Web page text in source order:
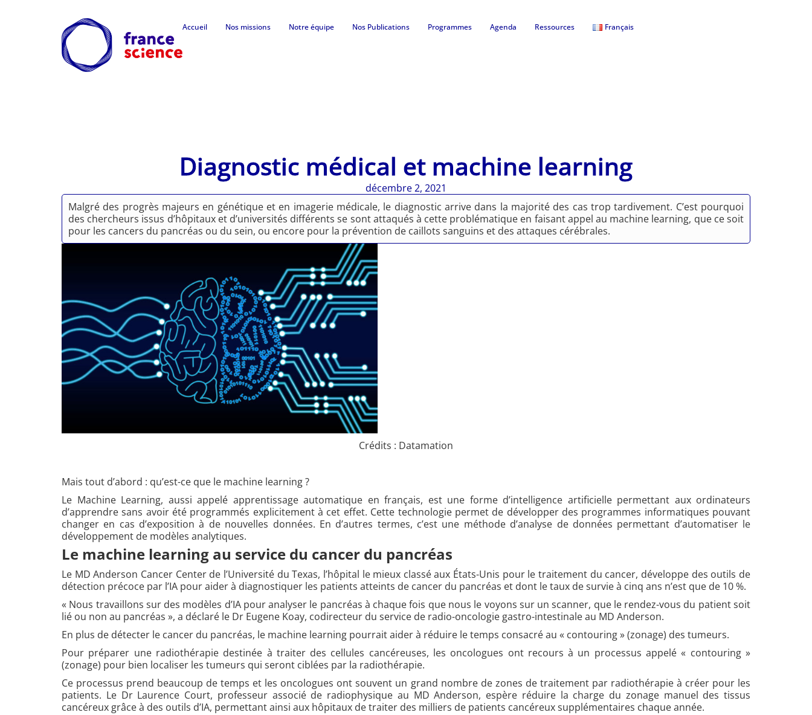
Accueil Nos missions Notre équipe Nos Publications Programmes Agenda Ressources Français
Diagnostic médical et machine learning
décembre 2, 2021
Malgré des progrès majeurs en génétique et en imagerie médicale, le diagnostic arrive dans la majorité des cas trop tardivement. C’est pourquoi
des chercheurs issus d’hôpitaux et d’universités différents se sont attaqués à cette problématique en faisant appel au machine learning, que ce soit
pour les cancers du pancréas ou du sein, ou encore pour la prévention de caillots sanguins et des attaques cérébrales.
Crédits : Datamation
Mais tout d’abord : qu’est-ce que le machine learning ?
Le Machine Learning, aussi appelé apprentissage automatique en français, est une forme d’intelligence artificielle permettant aux ordinateurs
d’apprendre sans avoir été programmés explicitement à cet effet. Cette technologie permet de développer des programmes informatiques pouvant
changer en cas d’exposition à de nouvelles données. En d’autres termes, c’est une méthode d’analyse de données permettant d’automatiser le
développement de modèles analytiques.
Le machine learning au service du cancer du pancréas
Le MD Anderson Cancer Center de l’Université du Texas, l’hôpital le mieux classé aux États-Unis pour le traitement du cancer, développe des outils de
détection précoce par l’IA pour aider à diagnostiquer les patients atteints de cancer du pancréas et dont le taux de survie à cinq ans n’est que de 10 %.
« Nous travaillons sur des modèles d’IA pour analyser le pancréas à chaque fois que nous le voyons sur un scanner, que le rendez-vous du patient soit
lié ou non au pancréas », a déclaré le Dr Eugene Koay, codirecteur du service de radio-oncologie gastro-intestinale au MD Anderson.
En plus de détecter le cancer du pancréas, le machine learning pourrait aider à réduire le temps consacré au « contouring » (zonage) des tumeurs.
Pour préparer une radiothérapie destinée à traiter des cellules cancéreuses, les oncologues ont recours à un processus appelé « contouring »
(zonage) pour bien localiser les tumeurs qui seront ciblées par la radiothérapie.
Ce processus prend beaucoup de temps et les oncologues ont souvent un grand nombre de zones de traitement par radiothérapie à créer pour les
patients. Le Dr Laurence Court, professeur associé de radiophysique au MD Anderson, espère réduire la charge du zonage manuel des tissus
cancéreux grâce à des outils d’IA, permettant ainsi aux hôpitaux de traiter des milliers de patients cancéreux supplémentaires chaque année.